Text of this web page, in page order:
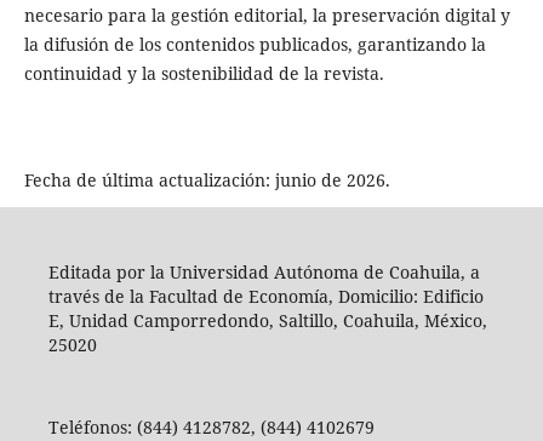
necesario para la gestión editorial, la preservación digital y
la difusión de los contenidos publicados, garantizando la
continuidad y la sostenibilidad de la revista.
Fecha de última actualización: junio de 2026.
Editada por la Universidad Autónoma de Coahuila, a
través de la Facultad de Economía, Domicilio: Edificio
E, Unidad Camporredondo, Saltillo, Coahuila, México,
25020
Teléfonos: (844) 4128782, (844) 4102679